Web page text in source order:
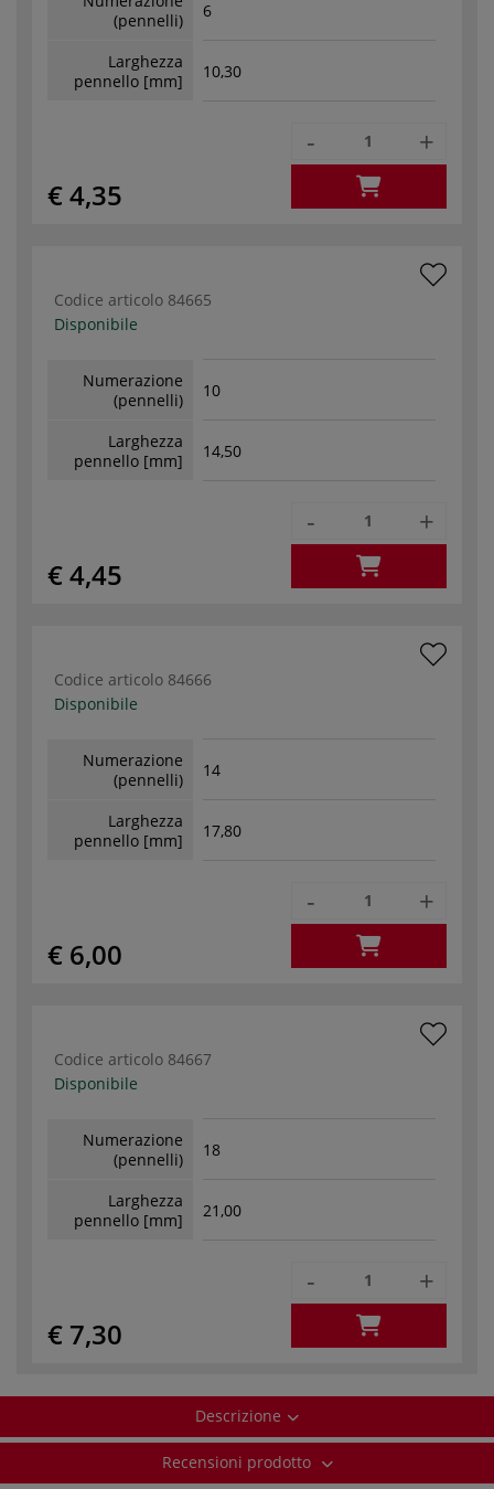
(pennelli)
6
Larghezza
pennello [mm]
10,30
€ 4,35
- +
Codice articolo 84665
Disponibile
Numerazione
(pennelli)
10
Larghezza
pennello [mm]
14,50
€ 4,45
- +
Codice articolo 84666
Disponibile
Numerazione
(pennelli)
14
Larghezza
pennello [mm]
17,80
€ 6,00
- +
Codice articolo 84667
Disponibile
Numerazione
(pennelli)
18
Larghezza
pennello [mm]
21,00
€ 7,30
- +
Descrizione
Recensioni prodotto